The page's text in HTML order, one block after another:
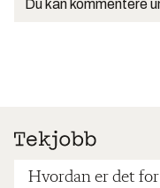
Du kan kommentere
Hvordan er det